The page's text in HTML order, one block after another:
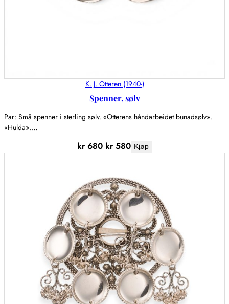
K. J. Otteren (1940-)
Spenner, sølv
Par: Små spenner i sterling sølv. «Otterens håndarbeidet bunadsølv».
«Hulda».…
kr680 kr 580 Kjøp